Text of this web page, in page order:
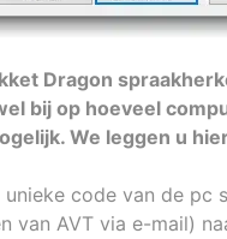
Dragon
bij op hoeveel
We leggen u
code van de pc
van AVT via e-mail)